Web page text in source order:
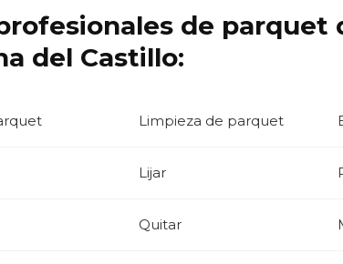
de parquet
del Castillo:
Limpieza de parquet
Lijar
Quitar